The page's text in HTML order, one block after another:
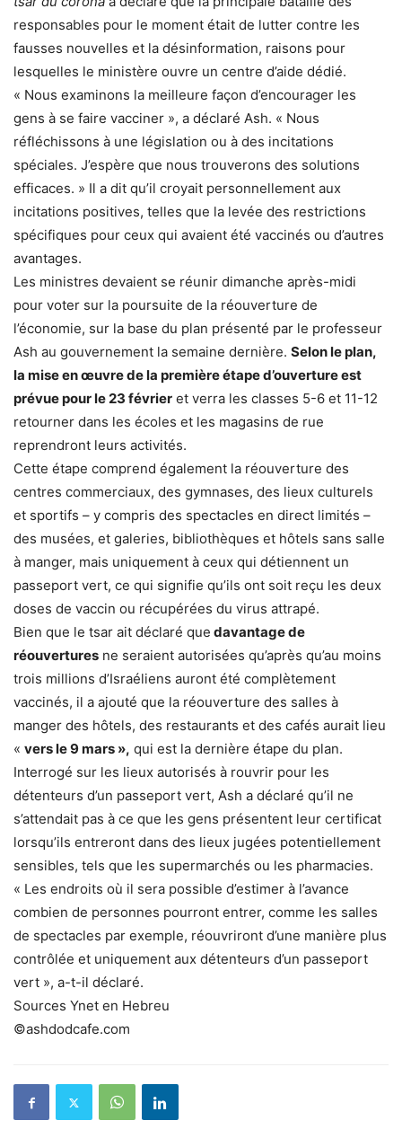
responsables pour le moment était de lutter contre les
fausses nouvelles et la désinformation, raisons pour
lesquelles le ministère ouvre un centre d’aide dédié.
« Nous examinons la meilleure façon d’encourager les
gens à se faire vacciner », a déclaré Ash. « Nous
réfléchissons à une législation ou à des incitations
spéciales. J’espère que nous trouverons des solutions
efficaces. » Il a dit qu’il croyait personnellement aux
incitations positives, telles que la levée des restrictions
spécifiques pour ceux qui avaient été vaccinés ou d’autres
avantages.
Les ministres devaient se réunir dimanche après-midi
pour voter sur la poursuite de la réouverture de
l’économie, sur la base du plan présenté par le professeur
Ash au gouvernement la semaine dernière. Selon le plan,
la mise en œuvre de la première étape d’ouverture est
prévue pour le 23 février et verra les classes 5-6 et 11-12
retourner dans les écoles et les magasins de rue
reprendront leurs activités.
Cette étape comprend également la réouverture des
centres commerciaux, des gymnases, des lieux culturels
et sportifs – y compris des spectacles en direct limités –
des musées, et galeries, bibliothèques et hôtels sans salle
à manger, mais uniquement à ceux qui détiennent un
passeport vert, ce qui signifie qu’ils ont soit reçu les deux
doses de vaccin ou récupérées du virus attrapé.
Bien que le tsar ait déclaré que davantage de
réouvertures ne seraient autorisées qu’après qu’au moins
trois millions d’Israéliens auront été complètement
vaccinés, il a ajouté que la réouverture des salles à
manger des hôtels, des restaurants et des cafés aurait lieu
« vers le 9 mars », qui est la dernière étape du plan.
Interrogé sur les lieux autorisés à rouvrir pour les
détenteurs d’un passeport vert, Ash a déclaré qu’il ne
s’attendait pas à ce que les gens présentent leur certificat
lorsqu’ils entreront dans des lieux jugées potentiellement
sensibles, tels que les supermarchés ou les pharmacies.
« Les endroits où il sera possible d’estimer à l’avance
combien de personnes pourront entrer, comme les salles
de spectacles par exemple, réouvriront d’une manière plus
contrôlée et uniquement aux détenteurs d’un passeport
vert », a-t-il déclaré.
Sources Ynet en Hebreu
©ashdodcafe.com